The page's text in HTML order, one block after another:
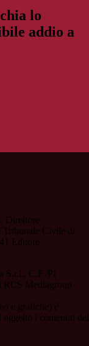
lo
addio a
Direttore
Tribunale Civile di
Editore
S.r.l., C.F./PI
RCS Mediagroup
e grafiche) è
oggetto i contenuti del